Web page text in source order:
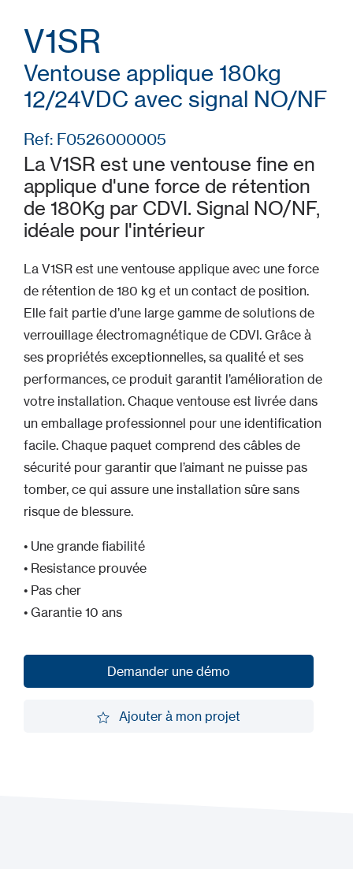
V1SR
Ventouse applique 180kg
12/24VDC avec signal NO/NF
Ref: F0526000005
La V1SR est une ventouse fine en
applique d'une force de rétention
de 180Kg par CDVI. Signal NO/NF,
idéale pour l'intérieur
La V1SR est une ventouse applique avec une force
de rétention de 180 kg et un contact de position.
Elle fait partie d’une large gamme de solutions de
verrouillage électromagnétique de CDVI. Grâce à
ses propriétés exceptionnelles, sa qualité et ses
performances, ce produit garantit l’amélioration de
votre installation. Chaque ventouse est livrée dans
un emballage professionnel pour une identification
facile. Chaque paquet comprend des câbles de
sécurité pour garantir que l’aimant ne puisse pas
tomber, ce qui assure une installation sûre sans
risque de blessure.
• Une grande fiabilité
• Resistance prouvée
• Pas cher
• Garantie 10 ans
Demander une démo
Ajouter à mon projet